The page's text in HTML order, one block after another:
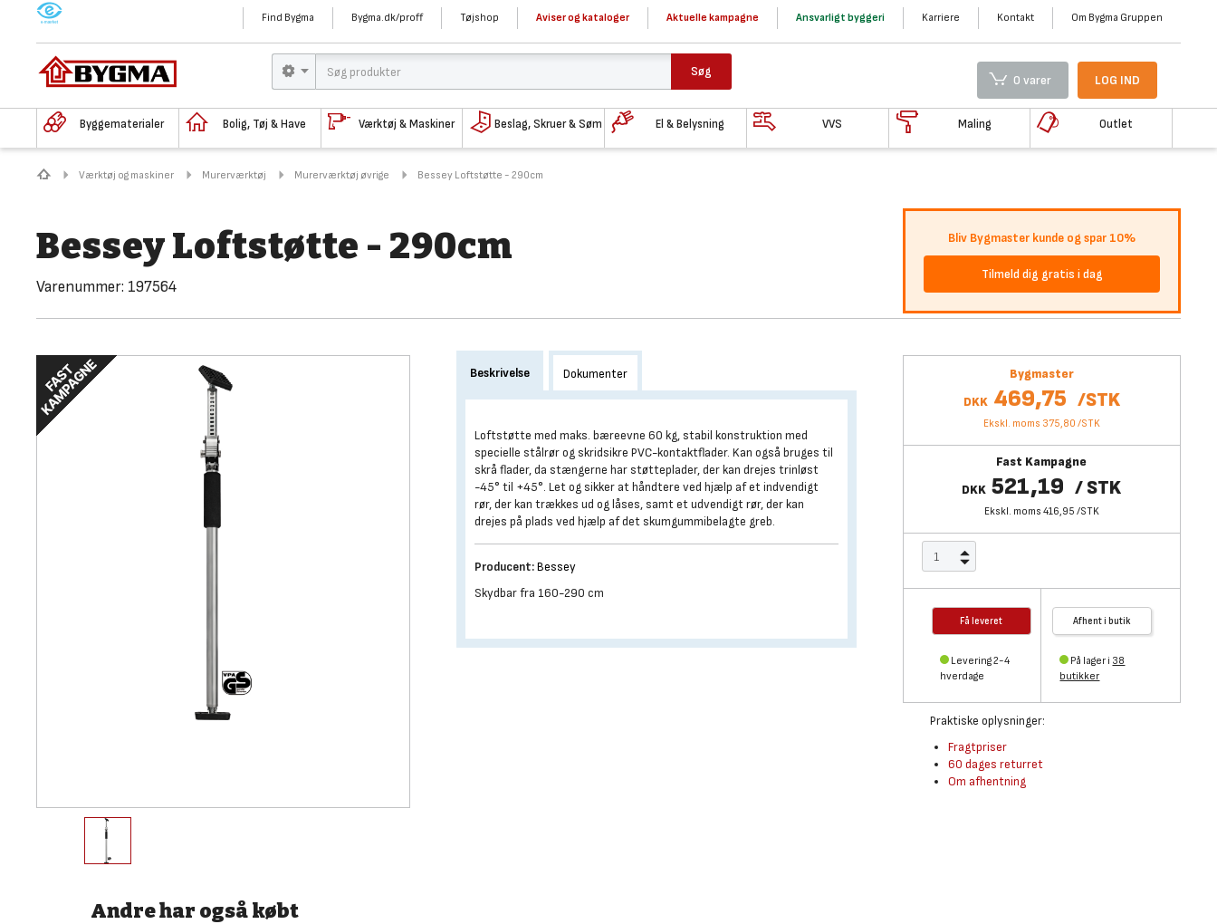
M Find Bygma Bygma.dk/proff Tøjshop Aviser og kataloger Aktuelle kampagne Ansvarligt byggeri Karriere Kontakt Om Bygma Gruppen
Søg
0 varer LOG IND
Byggematerialer Bolig, Tøj & Have Værktøj & Maskiner Beslag, Skruer & Søm El & Belysning VVS Maling Outlet
Værktøj og maskiner Murerværktøj Murerværktøj øvrige Bessey Loftstøtte - 290cm
Bessey Loftstøtte - 290cm
Varenummer: 197564
Bliv Bygmaster kunde og spar 10%
Tilmeld dig gratis i dag
Bygmaster
DKK 469,75 /STK
Ekskl. moms 375,80 /STK
Fast Kampagne
DKK 521,19 /STK
Ekskl. moms 416,95 /STK
Få leveret
Levering 2-4
hverdage
Afhent i butik
På lager i 38
butikker
Praktiske oplysninger:
Fragtpriser
60 dages returret
Om afhentning
Beskrivelse Dokumenter
Loftstøtte med maks. bæreevne 60 kg, stabil konstruktion med
specielle stålrør og skridsikre PVC-kontaktflader. Kan også bruges til
skrå flader, da stængerne har støtteplader, der kan drejes trinløst
-45° til +45°. Let og sikker at håndtere ved hjælp af et indvendigt
rør, der kan trækkes ud og låses, samt et udvendigt rør, der kan
drejes på plads ved hjælp af det skumgummibelagte greb.
Producent:Bessey
Skydbar fra 160-290 cm
Andre har også købt